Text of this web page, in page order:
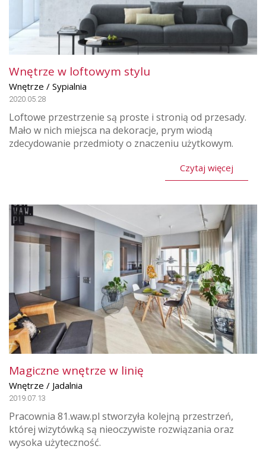
Wnętrze w loftowym stylu
Wnętrze / Sypialnia
2020.05.28
Loftowe przestrzenie są proste i stronią od przesady.
Mało w nich miejsca na dekoracje, prym wiodą
zdecydowanie przedmioty o znaczeniu użytkowym.
Czytaj więcej
Magiczne wnętrze w linię
Wnętrze / Jadalnia
2019.07.13
Pracownia 81.waw.pl stworzyła kolejną przestrzeń,
której wizytówką są nieoczywiste rozwiązania oraz
wysoka użyteczność.